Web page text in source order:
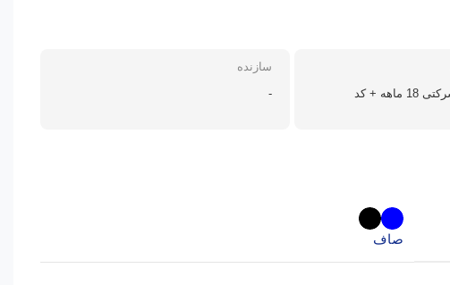
گارانتی اصلی شرکتی 18 ماهه + کد
سازنده
-
صاف